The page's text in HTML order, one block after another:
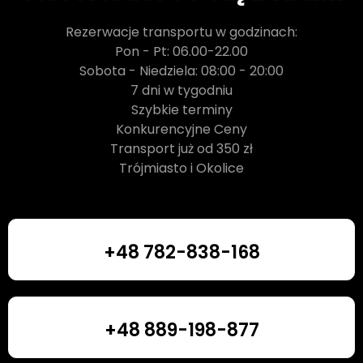
Rezerwacje transportu w godzinach:
Pon - Pt: 06.00-22.00
Sobota - Niedziela: 08:00 - 20:00
7 dni w tygodniu
Szybkie terminy
Konkurencyjne Ceny
Transport już od 350 zł
Trójmiasto i Okolice
+48 782-838-168
+48 782-838-168
+48 889-198-877
+48 889-198-877